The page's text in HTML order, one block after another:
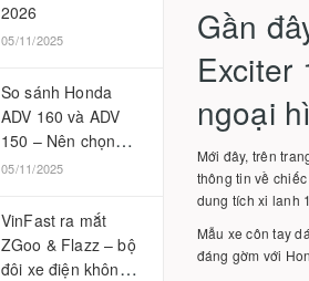
Gần
Exciter
ngoại
Mới đây, trên
thông tin về
dung tích xi lanh
Mẫu xe côn tay
đáng gờm với
2026
05/11/2025
So sánh Honda
ADV 160 và ADV
150 – Nên chọn
phiên bản nào
05/11/2025
VinFast ra mắt
ZGoo & Flazz – bộ
đôi xe điện không